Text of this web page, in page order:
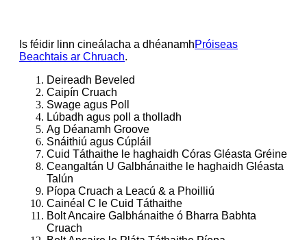
Is féidir linn cineálacha a dhéanamhPróiseas
Beachtais ar Chruach.
Deireadh Beveled
Caipín Cruach
Swage agus Poll
Lúbadh agus poll a tholladh
Ag Déanamh Groove
Snáithiú agus Cúpláil
Cuid Táthaithe le haghaidh Córas Gléasta Gréine
Ceangaltán U Galbhánaithe le haghaidh Gléasta
Talún
Píopa Cruach a Leacú & a Phoilliú
Cainéal C le Cuid Táthaithe
Bolt Ancaire Galbhánaithe ó Bharra Babhta
Cruach